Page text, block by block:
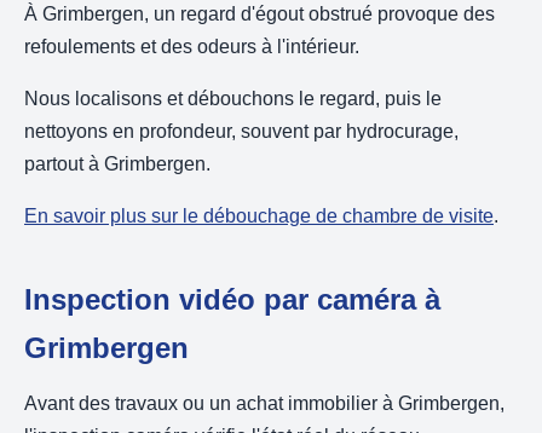
À Grimbergen, un regard d'égout obstrué provoque des
refoulements et des odeurs à l'intérieur.
Nous localisons et débouchons le regard, puis le
nettoyons en profondeur, souvent par hydrocurage,
partout à Grimbergen.
En savoir plus sur le débouchage de chambre de visite.
Inspection vidéo par caméra à
Grimbergen
Avant des travaux ou un achat immobilier à Grimbergen,